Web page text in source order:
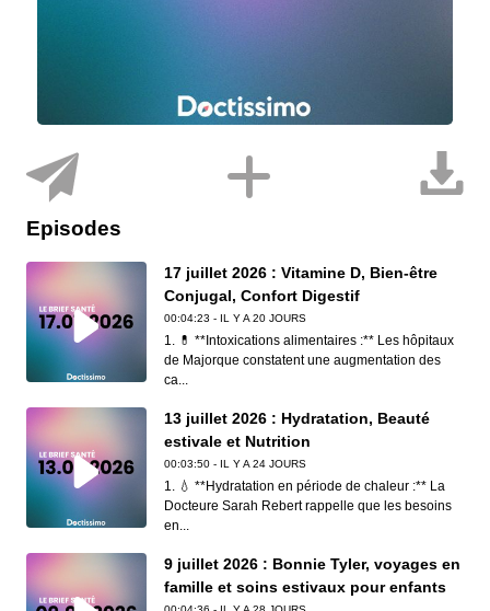
Episodes
17 juillet 2026 : Vitamine D, Bien-être
Conjugal, Confort Digestif
00:04:23 - IL Y A 20 JOURS
1. 💊 **Intoxications alimentaires :** Les hôpitaux
de Majorque constatent une augmentation des
ca...
13 juillet 2026 : Hydratation, Beauté
estivale et Nutrition
00:03:50 - IL Y A 24 JOURS
1. 💧 **Hydratation en période de chaleur :** La
Docteure Sarah Rebert rappelle que les besoins
en...
9 juillet 2026 : Bonnie Tyler, voyages en
famille et soins estivaux pour enfants